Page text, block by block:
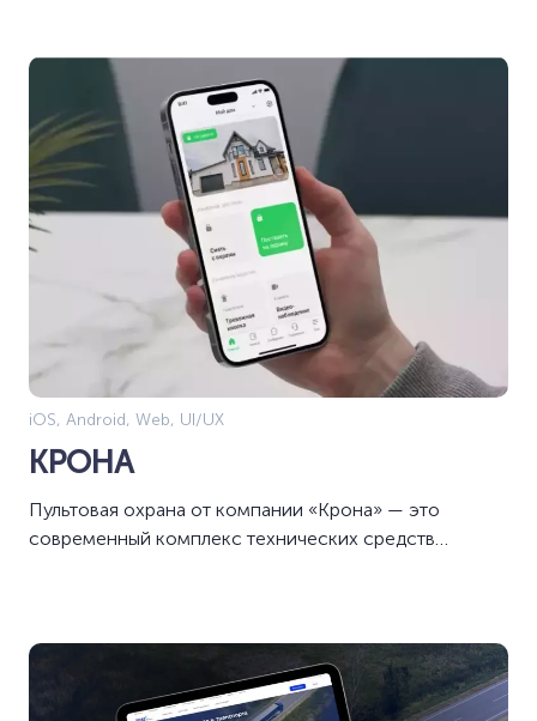
iOS, Android, Web, UI/UX
КРОНА
Пультовая охрана от компании «Крона» — это
современный комплекс технических средств
сигналам тревоги с охраняемых объектов.